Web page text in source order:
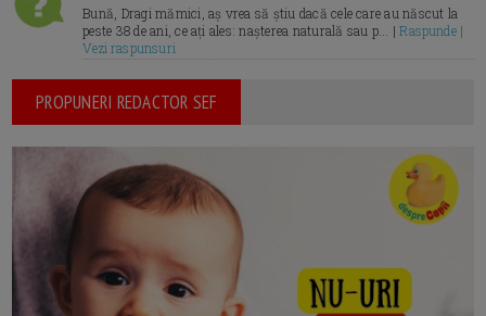
Bună, Dragi mămici, aș vrea să știu dacă cele care au născut la
peste 38 de ani, ce ați ales: nașterea naturală sau p... |Raspunde |
Vezi raspunsuri
PROPUNERI REDACTOR SEF